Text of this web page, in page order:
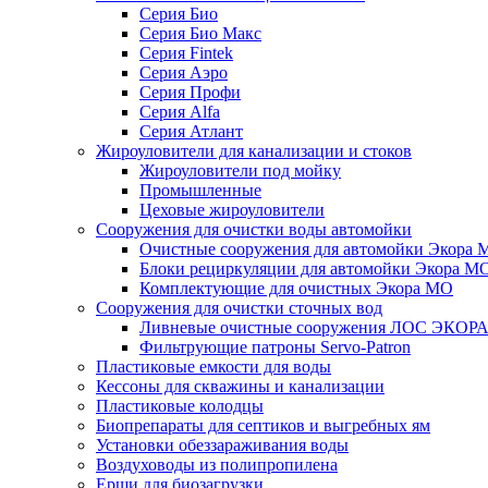
Серия Био
Серия Био Макс
Серия Fintek
Серия Аэро
Серия Профи
Серия Alfa
Серия Атлант
Жироуловители для канализации и стоков
Жироуловители под мойку
Промышленные
Цеховые жироуловители
Сооружения для очистки воды автомойки
Очистные сооружения для автомойки Экора
Блоки рециркуляции для автомойки Экора
Комплектующие для очистных Экора МО
Сооружения для очистки сточных вод
Ливневые очистные сооружения ЛОС ЭКОРА
Фильтрующие патроны Servo-Patron
Пластиковые емкости для воды
Кессоны для скважины и канализации
Пластиковые колодцы
Биопрепараты для септиков и выгребных ям
Установки обеззараживания воды
Воздуховоды из полипропилена
Ерши для биозагрузки